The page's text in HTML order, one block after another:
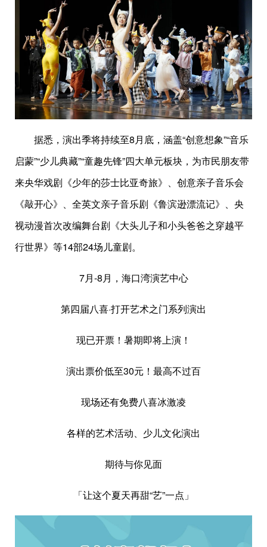
据悉，演出季将持续至8月底，涵盖“创意想象”“音乐
启蒙”“少儿典藏”“童趣先锋”四大单元板块，为市民朋友带
来央华戏剧《少年的莎士比亚奇旅》、创意亲子音乐会
《敲开心》、全英文亲子音乐剧《鲁滨逊漂流记》、央
视动漫首次改编舞台剧《大头儿子和小头爸爸之穿越平
行世界》等14部24场儿童剧。
7月-8月，海口湾演艺中心
第四届八喜·打开艺术之门系列演出
现已开票！暑期即将上演！
演出票价低至30元！最高不过百
现场还有免费八喜冰激凌
各样的艺术活动、少儿文化演出
期待与你见面
「让这个夏天再甜“艺”一点」